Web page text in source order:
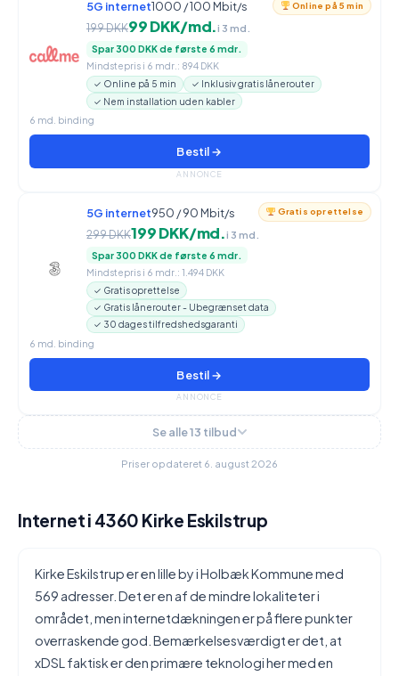
Online på 5 min
5G internet1000 / 100 Mbit/s
199 DKK99 DKK/md.i 3 md.
Spar 300 DKK de første 6 mdr.
Mindstepris i 6 mdr.: 894 DKK
✓ Online på 5 min
✓ Inklusiv gratis lånerouter
✓ Nem installation uden kabler
6 md. binding
Bestil →
ANNONCE
Gratis oprettelse
5G internet950 / 90 Mbit/s
299 DKK199 DKK/md.i 3 md.
Spar 300 DKK de første 6 mdr.
Mindstepris i 6 mdr.: 1.494 DKK
✓ Gratis oprettelse
✓ Gratis lånerouter - Ubegrænset data
✓ 30 dages tilfredshedsgaranti
6 md. binding
Bestil →
ANNONCE
Se alle 13 tilbud
Priser opdateret 6. august 2026
Internet i 4360 Kirke Eskilstrup
Kirke Eskilstrup er en lille by i Holbæk Kommune med
569 adresser. Det er en af de mindre lokaliteter i
området, men internetdækningen er på flere punkter
overraskende god. Bemærkelsesværdigt er det, at
xDSL faktisk er den primære teknologi her med en